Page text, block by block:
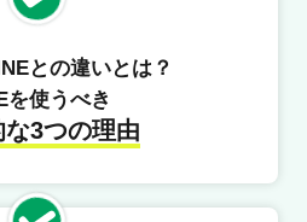
との違いとは？
を使うべき
3つの理由